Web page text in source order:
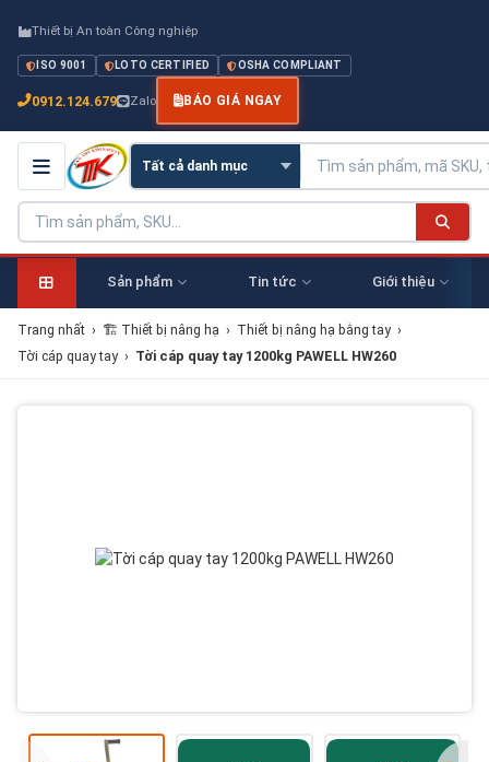
Thiết bị An toàn Công nghiệp
ISO 9001 LOTO CERTIFIED OSHA COMPLIANT
0912.124.679 Zalo BÁO GIÁ NGAY
Sản phẩm Tin tức Giới thiệu
Trang nhất › 🏗 Thiết bị nâng hạ › Thiết bị nâng hạ bằng tay ›
Tời cáp quay tay › Tời cáp quay tay 1200kg PAWELL HW260